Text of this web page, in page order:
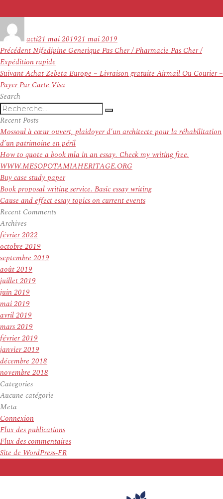
actile
21 mai 201921 mai 2019
Navigation
de
l’article
PrécédentArticle
précédent :
Nifedipine Generique Pas Cher / Pharmacie Pas Cher /
Expédition rapide
SuivantArticle
suivant :
Achat Zebeta Europe – Livraison gratuite Airmail Ou Courier –
Payer Par Carte Visa
Search
Recherche
pour
:
Recherche
Recent Posts
Mossoul à cœur ouvert, plaidoyer d’un architecte pour la réhabilitation
d’un patrimoine en péril
How to quote a book mla in an essay. Check my writing free.
WWW.MESOPOTAMIAHERITAGE.ORG
Buy case study paper
Book proposal writing service. Basic essay writing
Cause and effect essay topics on current events
Recent Comments
Archives
février 2022
octobre 2019
septembre 2019
août 2019
juillet 2019
juin 2019
mai 2019
avril 2019
mars 2019
février 2019
janvier 2019
décembre 2018
novembre 2018
Categories
Aucune catégorie
Meta
Connexion
Flux des publications
Flux des commentaires
Site de WordPress-FR